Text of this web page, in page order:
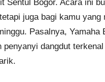
Sentul Bogor. Acara ini
juga bagi kamu yang
Pasalnya,
penyanyi dangdut